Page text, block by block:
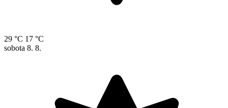
29 °C 17 °C
sobota 8. 8.